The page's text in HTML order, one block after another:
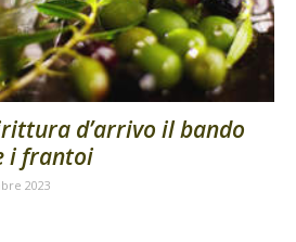
d’arrivo il bando
i frantoi
2023